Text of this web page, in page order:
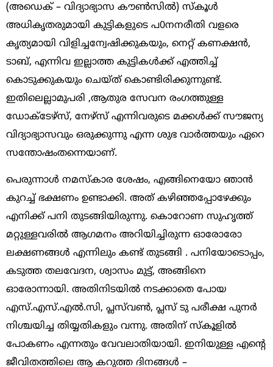
(അഡെക് – വിദ്യാഭ്യാസ കൗൺസിൽ) സ്കൂൾ
അധികൃതരുമായി കുട്ടികളുടെ പ0നനരീതി വളരെ
കൃത്യമായി വിളിച്ചന്വേഷിക്കുകയും, നെറ്റ് കണക്ഷൻ,
ടാബ്, എന്നിവ ഇല്ലാത്ത കുട്ടികൾക്ക് എത്തിച്ച്
കൊടുക്കുകയും ചെയ്ത് കൊണ്ടിരിക്കുന്നുണ്ട്.
ഇതിലെല്ലാമുപരി ,ആതുര സേവന രംഗത്തുള്ള
ഡോക്ടേഴ്സ്, നേഴ്സ് എന്നിവരുടെ മക്കൾക്ക് സൗജന്യ
വിദ്യാഭ്യാസവും ഒരുക്കുന്നു എന്ന ശുഭ വാർത്തയും ഏറെ
സന്തോഷംതന്നെയാണ്.
പെരുന്നാൾ നമസ്കാര ശേഷം, എങ്ങിനെയോ ഞാൻ
കുറച്ച് ഭക്ഷണം ഉണ്ടാക്കി. അത് കഴിഞ്ഞപ്പോഴേക്കും
എനിക്ക് പനി തുടങ്ങിയിരുന്നു. കൊറോണ സുഹൃത്ത്
മറ്റുള്ളവരിൽ ആഗമനം അറിയിച്ചിരുന്ന ഓരോരോ
ലക്ഷണങ്ങൾ എന്നിലും കണ്ട് തുടങ്ങി . പനിയോടൊപ്പം,
കടുത്ത തലവേദന, ശ്വാസം മുട്ട്, അങ്ങിനെ
ഓരോന്നായി. അതിനിടയിൽ നടക്കാതെ പോയ
എസ്.എസ്.എൽ.സി, പ്ലസ്‌വൺ, പ്ലസ് ടു പരീക്ഷ പുനർ
നിശ്ചയിച്ച തിയ്യതികളും വന്നു. അതിന് സ്കൂളിൽ
പോകണം എന്നതും വേവലാതിയായി. ഇനിയുള്ള എൻ്റെ
ജീവിതത്തിലെ ആ കറുത്ത ദിനങ്ങൾ –